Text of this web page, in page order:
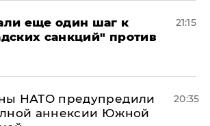
еще один шаг к
санкций" против
21:15
НАТО предупредили
аннексии Южной
20:35